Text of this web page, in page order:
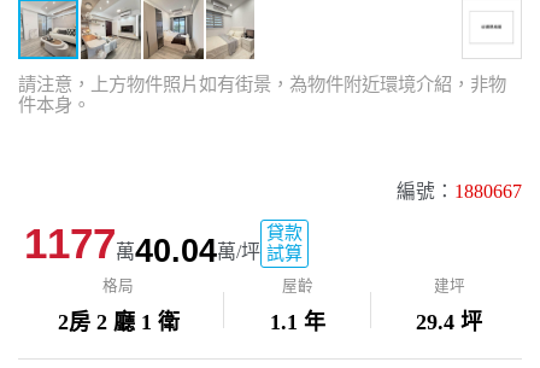
請注意，上方物件照片如有街景，為物件附近環境介紹，非物
件本身。
編號： 1880667
1177萬40.04萬/坪
貸款
試算
格局
2房 2 廳 1 衛
屋齡
1.1 年
建坪
29.4 坪